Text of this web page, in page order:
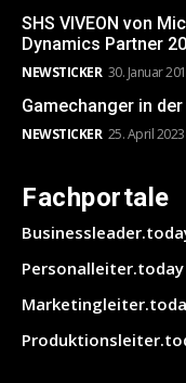
SHS VIVEON von
Dynamics Partner
NEWSTICKER 30. Januar
Gamechanger in
NEWSTICKER 25. April 2023
Fachportale
Personalleiter.today